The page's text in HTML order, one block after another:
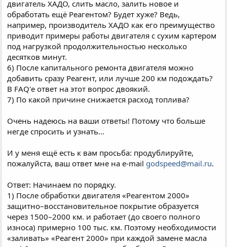
двигатель ХАДО, слить масло, залить новое и
обработать ещё Реагентом? Будет хуже? Ведь,
например, производитель ХАДО как его преимущество
приводит примеры работы двигателя с сухим картером
под нагрузкой продолжительностью несколько
десятков минут.
6) После капитального ремонта двигателя можно
добавить сразу Реагент, или лучше 200 км подождать?
В FAQ'е ответ на этот вопрос двоякий.
7) По какой причине снижается расход топлива?
Очень надеюсь на ваши ответы! Потому что больше
негде спросить и узнать...
И у меня ещё есть к вам просьба: продублируйте,
пожалуйста, ваш ответ мне на e-mail godspeed@mail.ru.
Ответ: Начинаем по порядку.
1) После обработки двигателя «Реагентом 2000»
защитно–восстановительное покрытие образуется
через 1500–2000 км. и работает (до своего полного
износа) примерно 100 тыс. км. Поэтому необходимости
«заливать» «Реагент 2000» при каждой замене масла